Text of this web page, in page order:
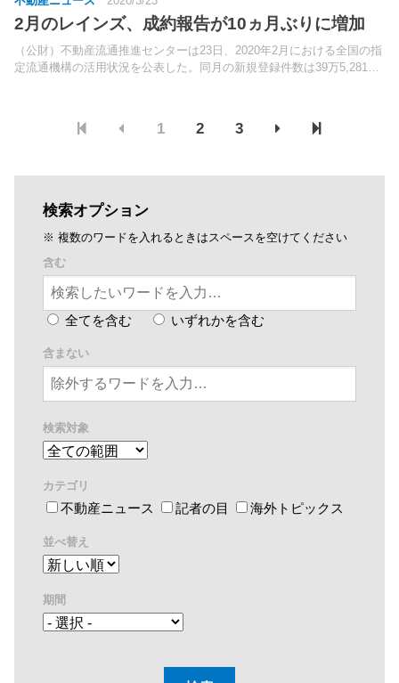
2月のレインズ、成約報告が10ヵ月ぶりに増加
（公財）不動産流通推進センターは23日、2020年2月における全国の指
定流通機構の活用状況を公表した。同月の新規登録件数は39万5,281件
1 2 3
検索オプション
※ 複数のワードを入れるときはスペースを空けてください
含む
全てを含む いずれかを含む
含まない
検索対象
カテゴリ
不動産ニュース 記者の目 海外トピックス
並べ替え
期間